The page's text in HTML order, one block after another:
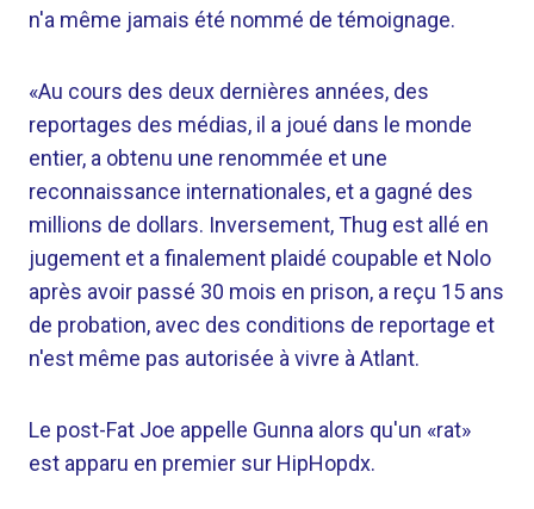
n'a même jamais été nommé de témoignage.
«Au cours des deux dernières années, des
reportages des médias, il a joué dans le monde
entier, a obtenu une renommée et une
reconnaissance internationales, et a gagné des
millions de dollars. Inversement, Thug est allé en
jugement et a finalement plaidé coupable et Nolo
après avoir passé 30 mois en prison, a reçu 15 ans
de probation, avec des conditions de reportage et
n'est même pas autorisée à vivre à Atlant.
Le post-Fat Joe appelle Gunna alors qu'un «rat»
est apparu en premier sur HipHopdx.